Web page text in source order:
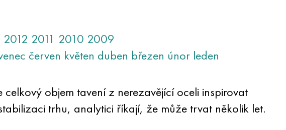
2012 2011 2010 2009
červen květen duben březen únor leden
objem tavení z nerezavějící oceli inspirovat
trhu, analytici říkají, že může trvat několik let.